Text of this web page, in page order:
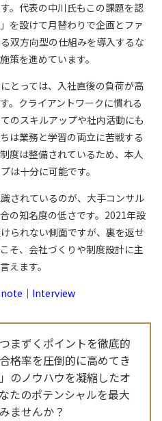
。代表の中川氏もこの課題を認
を設けて月替わりで企画とファ
双方向型の仕組みを導入するな
策を進めています。
とっては、入社直後の負荷が高
。クライアントワークに慣れる
のスキルアップや社内活動にも
は業務と学習の両立に苦戦する
度は整備されているため、本人
は十分に可能です。
されているのが、大手コンサル
の知名度の低さです。2021年設
られない側面ですが、裏を返せ
そ、会社づくりや制度設計に主
えます。
note｜Interview
まずくポイントを徹底的
格率を圧倒的に高めてき
のノウハウを凝縮したオ
たのポテンシャルを最大
ませんか？